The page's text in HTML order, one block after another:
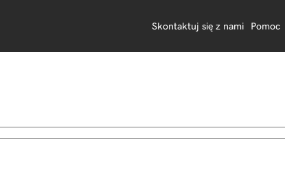
Skontaktuj się z nami Pomoc